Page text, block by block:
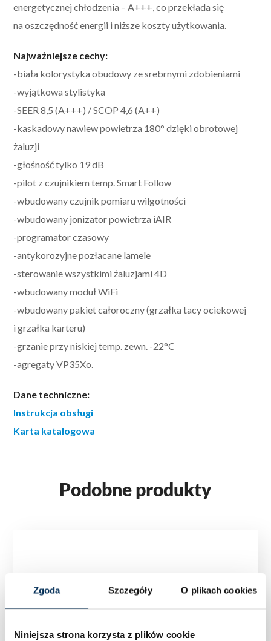
Zgoda Szczegóły O plikach cookies
Niniejsza strona korzysta z plików cookie
energetycznej chłodzenia – A+++, co przekłada się
na oszczędność energii i niższe koszty użytkowania.
Najważniejsze cechy:
-biała kolorystyka obudowy ze srebrnymi zdobieniami
-wyjątkowa stylistyka
-SEER 8,5 (A+++) / SCOP 4,6 (A++)
-kaskadowy nawiew powietrza 180° dzięki obrotowej
żaluzji
-głośność tylko 19 dB
-pilot z czujnikiem temp. Smart Follow
-wbudowany czujnik pomiaru wilgotności
-wbudowany jonizator powietrza iAIR
-programator czasowy
-antykorozyjne pozłacane lamele
-sterowanie wszystkimi żaluzjami 4D
-wbudowany moduł WiFi
-wbudowany pakiet całoroczny (grzałka tacy ociekowej
i grzałka karteru)
-grzanie przy niskiej temp. zewn. -22°C
-agregaty VP35Xo.
Dane techniczne:
Instrukcja obsługi
Karta katalogowa
Podobne produkty